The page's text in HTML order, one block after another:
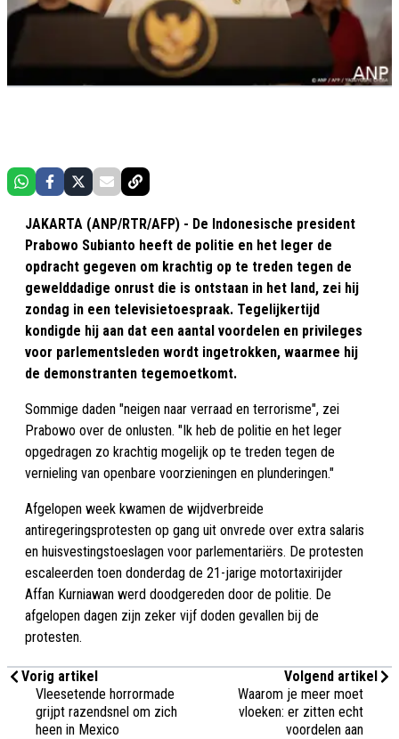
JAKARTA (ANP/RTR/AFP) - De Indonesische president
Prabowo Subianto heeft de politie en het leger de
opdracht gegeven om krachtig op te treden tegen de
gewelddadige onrust die is ontstaan in het land, zei hij
zondag in een televisietoespraak. Tegelijkertijd
kondigde hij aan dat een aantal voordelen en privileges
voor parlementsleden wordt ingetrokken, waarmee hij
de demonstranten tegemoetkomt.
Sommige daden "neigen naar verraad en terrorisme", zei
Prabowo over de onlusten. "Ik heb de politie en het leger
opgedragen zo krachtig mogelijk op te treden tegen de
vernieling van openbare voorzieningen en plunderingen."
Afgelopen week kwamen de wijdverbreide
antiregeringsprotesten op gang uit onvrede over extra salaris
en huisvestingstoeslagen voor parlementariërs. De protesten
escaleerden toen donderdag de 21-jarige motortaxirijder
Affan Kurniawan werd doodgereden door de politie. De
afgelopen dagen zijn zeker vijf doden gevallen bij de
protesten.
Vorig artikel
Vleesetende horrormade
grijpt razendsnel om zich
heen in Mexico
Volgend artikel
Waarom je meer moet
vloeken: er zitten echt
voordelen aan